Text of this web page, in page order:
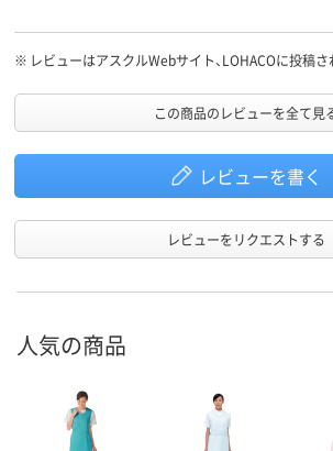
※ レビューはアスクルWebサイト、LOHACOに投稿さ
この商品のレビューを全て見
レビューを書く
レビューをリクエストする
人気の商品